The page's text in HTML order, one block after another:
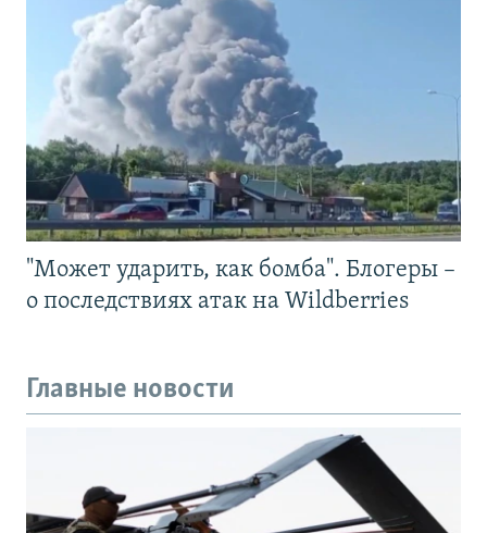
"Может ударить, как бомба". Блогеры –
о последствиях атак на Wildberries
Главные новости